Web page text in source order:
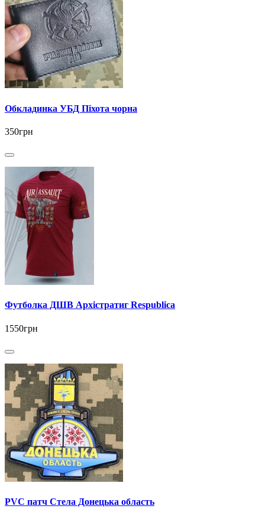
Обкладинка УБД Піхота чорна
350грн
Футболка ДШВ Архістратиг Respublica
1550грн
PVC патч Стела Донецька область